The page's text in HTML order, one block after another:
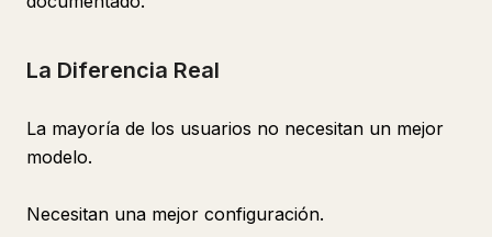
La Diferencia Real
La mayoría de los usuarios no necesitan un mejor
modelo.
Necesitan una mejor configuración.